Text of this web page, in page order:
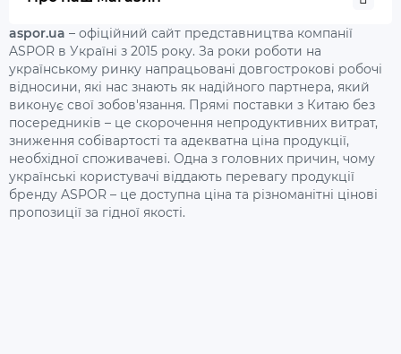
aspor.ua – офіційний сайт представництва компанії
ASPOR в Україні з 2015 року. За роки роботи на
українському ринку напрацьовані довгострокові робочі
відносини, які нас знають як надійного партнера, який
виконує свої зобов'язання. Прямі поставки з Китаю без
посередників – це скорочення непродуктивних витрат,
зниження собівартості та адекватна ціна продукції,
необхідної споживачеві. Одна з головних причин, чому
українські користувачі віддають перевагу продукції
бренду ASPOR – це доступна ціна та різноманітні цінові
пропозиції за гідної якості.